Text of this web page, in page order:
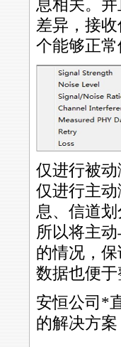
息相关。
差异，接
个能够正
仅进行被
仅进行主
息、信道
所以将主
的情况，
数据也便
安恒公司 *
的解决方